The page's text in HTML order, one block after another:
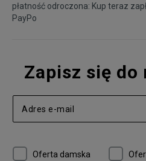
płatność odroczona: Kup teraz
PayPo
Zapisz się
Oferta damska